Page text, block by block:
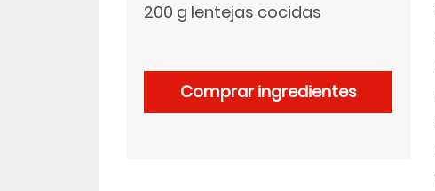
200 g lentejas cocidas
Comprar ingredientes